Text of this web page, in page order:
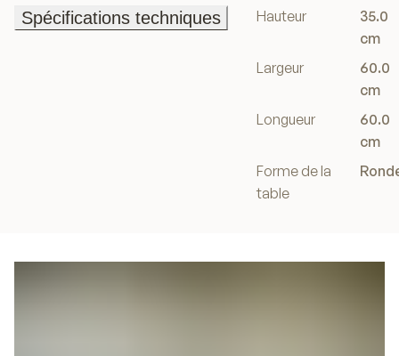
Spécifications techniques
Hauteur
35.0
cm
Largeur
60.0
cm
Longueur
60.0
cm
Forme de la
table